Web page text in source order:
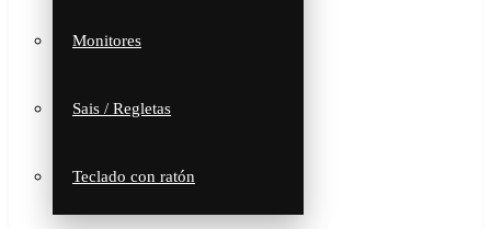
Monitores
Sais / Regletas
Teclado con ratón